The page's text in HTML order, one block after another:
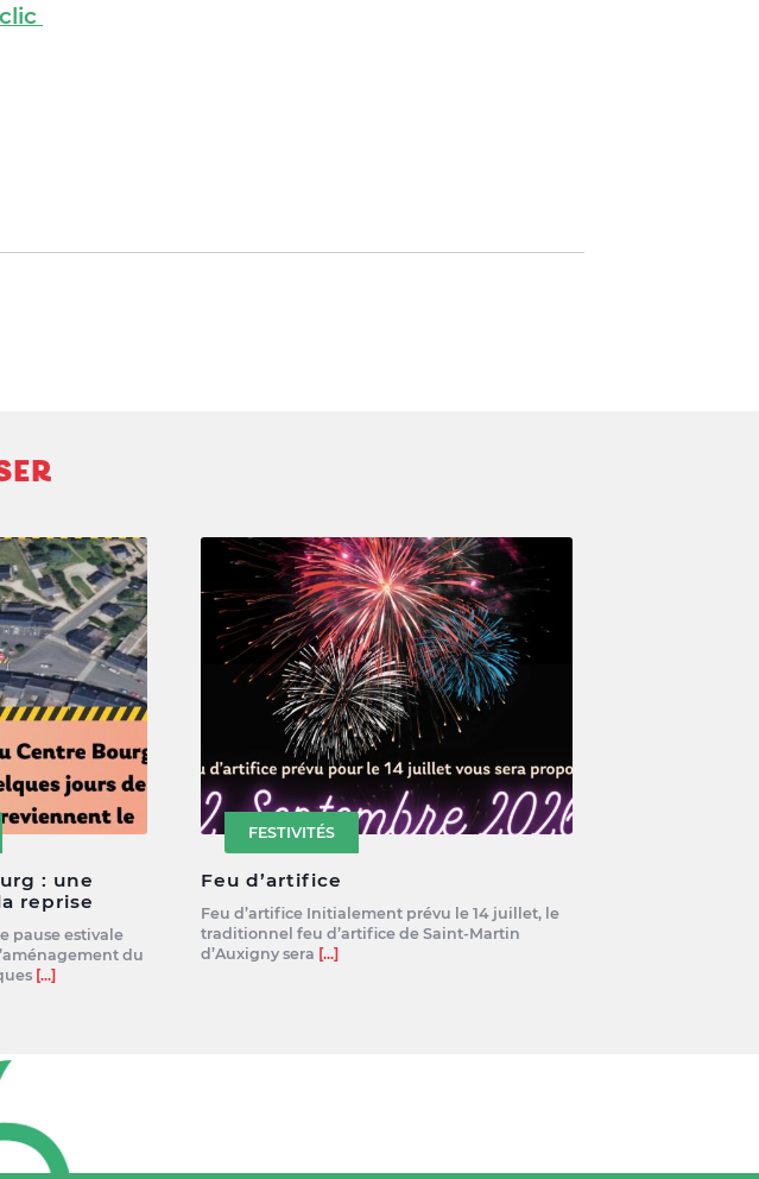
: une
reprise
pause estivale
du
[...]
FESTIVITÉS
Feu d’artifice
Feu d’artifice Initialement prévu le 14 juillet, le
traditionnel feu d’artifice de Saint-Martin
d’Auxigny sera [...]